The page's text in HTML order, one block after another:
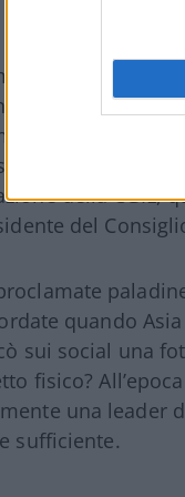
nuove, ma
è sentito in
quando
schema dei
della CGIL,
del
quando
sui social una
fisico?
una leader
sufficiente.